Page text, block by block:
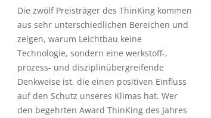
01-
17
Die zwölf Preisträger des ThinKing kommen
aus sehr unterschiedlichen Bereichen und
zeigen, warum Leichtbau keine
Technologie, sondern eine werkstoff-,
prozess- und disziplinübergreifende
Denkweise ist, die einen positiven Einfluss
auf den Schutz unseres Klimas hat. Wer
den begehrten Award ThinKing des Jahres